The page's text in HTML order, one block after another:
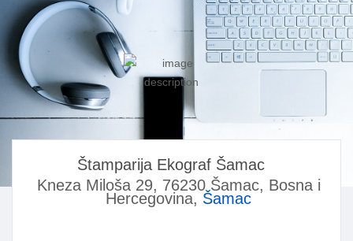
Štamparija Ekograf Šamac
Kneza Miloša 29, 76230 Šamac, Bosna i
Hercegovina, Šamac